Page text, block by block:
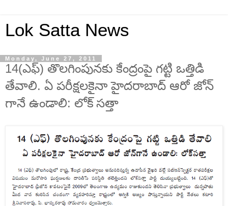
Lok Satta News
Monday, June 27, 2011
14(ఎఫ్) తొలగింపునకు కేంద్రంపై గట్టి ఒత్తిడి
తేవాలి. ఏ పరీక్షలకైనా హైదరాబాద్ ఆరో జోన్
గానే ఉండాలి: లోక్ సత్తా